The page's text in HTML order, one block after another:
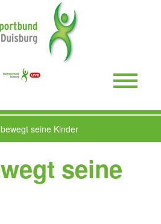
Toggle
seine Kinder
seine